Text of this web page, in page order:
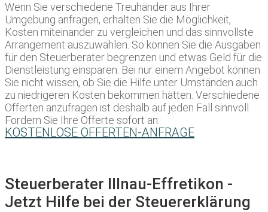
Wenn Sie verschiedene Treuhänder aus Ihrer
Umgebung anfragen, erhalten Sie die Möglichkeit,
Kosten miteinander zu vergleichen und das sinnvollste
Arrangement auszuwählen. So können Sie die Ausgaben
für den Steuerberater begrenzen und etwas Geld für die
Dienstleistung einsparen. Bei nur einem Angebot können
Sie nicht wissen, ob Sie die Hilfe unter Umständen auch
zu niedrigeren Kosten bekommen hätten. Verschiedene
Offerten anzufragen ist deshalb auf jeden Fall sinnvoll.
Fordern Sie Ihre Offerte sofort an:
KOSTENLOSE OFFERTEN-ANFRAGE
Steuerberater Illnau-Effretikon -
Jetzt Hilfe bei der Steuererklärung